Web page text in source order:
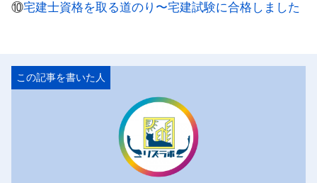
⑩宅建士資格を取る道のり〜宅建試験に合格しました